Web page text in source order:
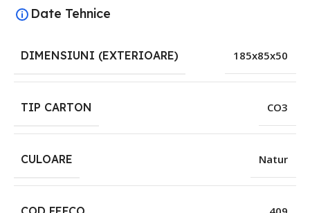
Date Tehnice
DIMENSIUNI (EXTERIOARE) 185x85x50
TIP CARTON CO3
CULOARE Natur